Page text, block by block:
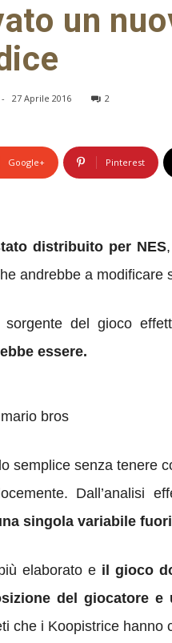
un
- 27 Aprile 2016 2
Google+ Pinterest
distribuito per NES
andrebbe a modificare
del gioco
essere.
semplice senza tenere
Dall’analisi
singola variabile
elaborato e il gioco
del giocatoree
che i Koopistrice hanno